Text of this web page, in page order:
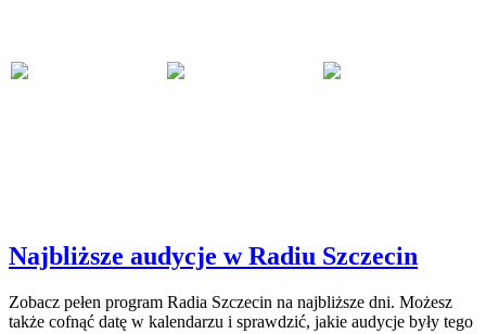
Najbliższe audycje w Radiu Szczecin
Zobacz pełen program Radia Szczecin na najbliższe dni. Możesz
także cofnąć datę w kalendarzu i sprawdzić, jakie audycje były tego